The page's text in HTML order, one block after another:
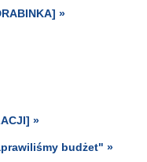
»
»
budżet" »